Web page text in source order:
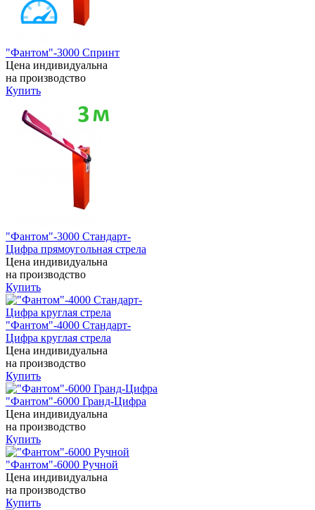
"Фантом"-3000 Спринт
Цена индивидуальна
на производство
Купить
"Фантом"-3000 Стандарт-
Цифра прямоугольная стрела
Цена индивидуальна
на производство
Купить
"Фантом"-4000 Стандарт-
Цифра круглая стрела
Цена индивидуальна
на производство
Купить
"Фантом"-6000 Гранд-Цифра
Цена индивидуальна
на производство
Купить
"Фантом"-6000 Ручной
Цена индивидуальна
на производство
Купить